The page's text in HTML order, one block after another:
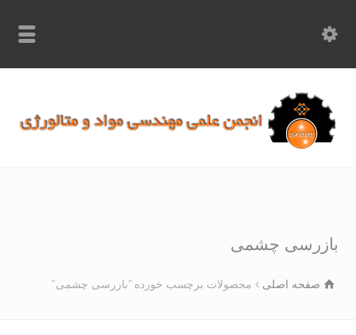
چشمی
صفحه اصلی محصولات برچسب خورده “بازرسی چشمی”